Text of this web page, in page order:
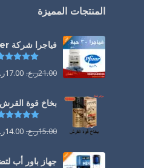
المنتجات المميزة
فياجرا شركة Pfizer في عُمان
21.00ر.ع. 17.00
بخاخ قوة القرش
15.00ر.ع. 14.00
جهاز باور أب